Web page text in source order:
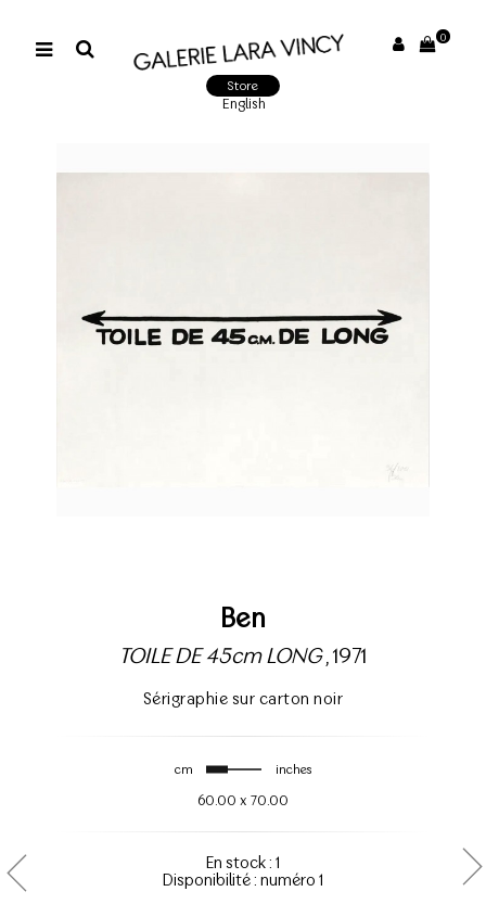
0
Store
English
Ben
TOILE DE 45cm LONG, 1971
Sérigraphie sur carton noir
cm inches
60.00 x 70.00
En stock : 1
Disponibilité : numéro 1